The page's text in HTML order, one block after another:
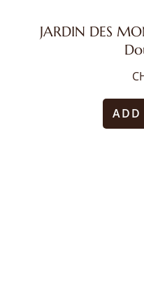
JARDIN DES
ADD